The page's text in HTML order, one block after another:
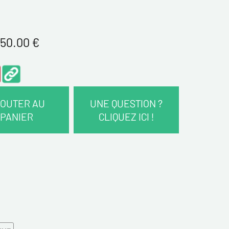
€
AU
PANIER
UNE QUESTION ?
CLIQUEZ ICI !